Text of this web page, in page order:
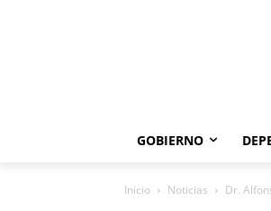
GOBIERNO
Inicio Noticias Dr.